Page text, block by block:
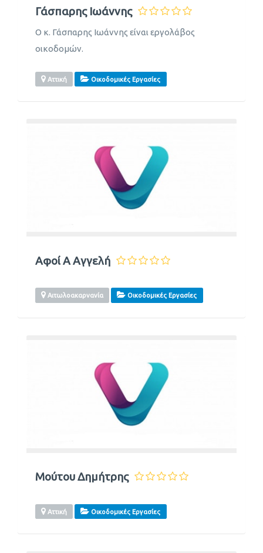
Γάσπαρης Ιωάννης
Ο κ. Γάσπαρης Ιωάννης είναι εργολάβος
οικοδομών.
Αττική Οικοδομικές Εργασίες
Αφοί Α Αγγελή
Αιτωλοακαρνανία Οικοδομικές Εργασίες
Μούτου Δημήτρης
Αττική Οικοδομικές Εργασίες